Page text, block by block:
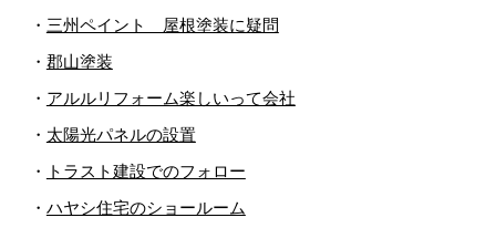
・ 三州ペイント 屋根塗装に疑問
・ 郡山塗装
・ アルルリフォーム楽しいって会社
・ 太陽光パネルの設置
・
トラスト建設でのフォロー
・ ハヤシ住宅のショールーム